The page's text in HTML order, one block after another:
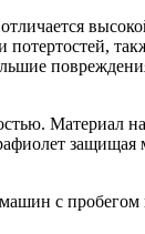
Материал
с